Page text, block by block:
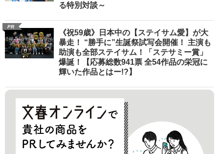
る特別対談～
PR
《祝59歳》日本中の【ステイサム愛】が大
暴走！ “勝手に”生誕祭試写会開催！ 主演も
助演も全部ステイサム！「ステサミー賞」
爆誕！【応募総数941票 全54作品の栄冠に
輝いた作品とはー!?】